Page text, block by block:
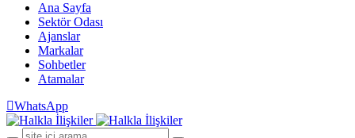
Ana Sayfa
Sektör Odası
Ajanslar
Markalar
Sohbetler
Atamalar
WhatsApp